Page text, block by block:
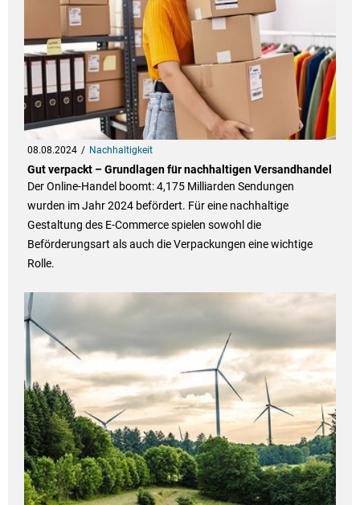
08.08.2024 Nachhaltigkeit
Gut verpackt – Grundlagen für nachhaltigen Versandhandel
Der Online-Handel boomt: 4,175 Milliarden Sendungen
wurden im Jahr 2024 befördert. Für eine nachhaltige
Gestaltung des E-Commerce spielen sowohl die
Beförderungsart als auch die Verpackungen eine wichtige
Rolle.